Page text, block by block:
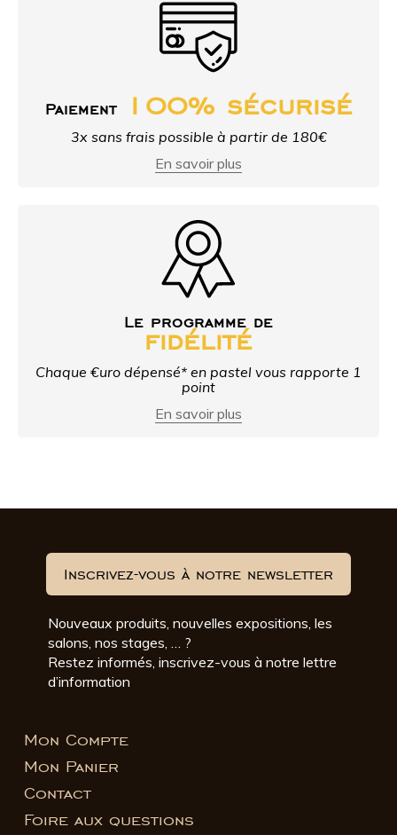
Paiement 100% sécurisé
3x sans frais possible à partir de 180€
En savoir plus
Le programme de
fidélité
Chaque €uro dépensé* en pastel vous rapporte 1
point
En savoir plus
Inscrivez-vous à notre newsletter
Nouveaux produits, nouvelles expositions, les
salons, nos stages, … ?
Restez informés, inscrivez-vous à notre lettre
d’information
Mon Compte
Mon Panier
Contact
Foire aux questions